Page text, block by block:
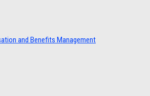
and Benefits Management